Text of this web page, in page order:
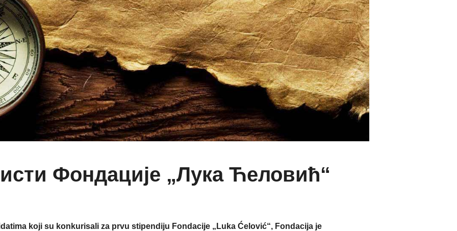
Фондације „Лука Ћеловић“
koji su konkurisali za prvu stipendiju Fondacije „Luka Ćelović“, Fondacija je